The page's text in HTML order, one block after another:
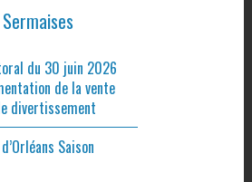
du 30 juin 2026
de la vente
divertissement
Saison